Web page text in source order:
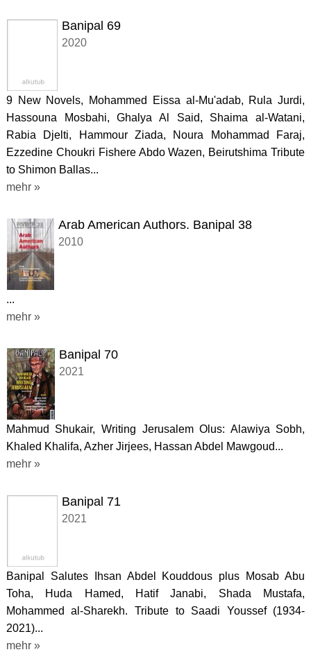
Banipal 69
2020
9 New Novels, Mohammed Eissa al-Mu'adab, Rula Jurdi,
Hassouna Mosbahi, Ghalya Al Said, Shaima al-Watani,
Rabia Djelti, Hammour Ziada, Noura Mohammad Faraj,
Ezzedine Choukri Fishere Abdo Wazen, Beirutshima Tribute
to Shimon Ballas...
mehr »
Arab American Authors. Banipal 38
2010
...
mehr »
Banipal 70
2021
Mahmud Shukair, Writing Jerusalem Olus: Alawiya Sobh,
Khaled Khalifa, Azher Jirjees, Hassan Abdel Mawgoud...
mehr »
Banipal 71
2021
Banipal Salutes Ihsan Abdel Kouddous plus Mosab Abu
Toha, Huda Hamed, Hatif Janabi, Shada Mustafa,
Mohammed al-Sharekh. Tribute to Saadi Youssef (1934-
2021)...
mehr »